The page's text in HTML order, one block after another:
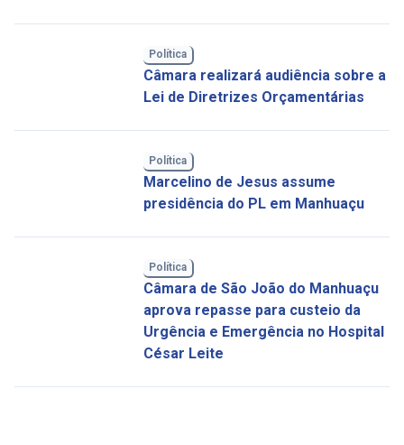
Política
Câmara realizará audiência sobre a
Lei de Diretrizes Orçamentárias
Política
Marcelino de Jesus assume
presidência do PL em Manhuaçu
Política
Câmara de São João do Manhuaçu
aprova repasse para custeio da
Urgência e Emergência no Hospital
César Leite